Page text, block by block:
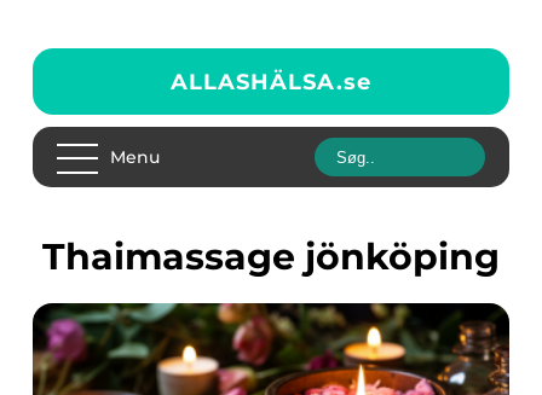
ALLASHÄLSA.se
Menu
thaimassage jönköping